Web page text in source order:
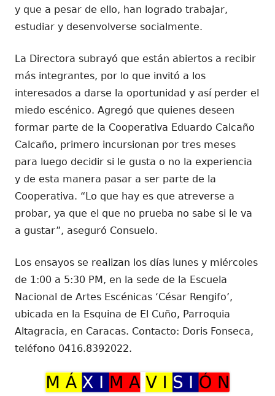
y que a pesar de ello, han logrado trabajar,
estudiar y desenvolverse socialmente.
La Directora subrayó que están abiertos a recibir
más integrantes, por lo que invitó a los
interesados a darse la oportunidad y así perder el
miedo escénico. Agregó que quienes deseen
formar parte de la Cooperativa Eduardo Calcaño
Calcaño, primero incursionan por tres meses
para luego decidir si le gusta o no la experiencia
y de esta manera pasar a ser parte de la
Cooperativa. “Lo que hay es que atreverse a
probar, ya que el que no prueba no sabe si le va
a gustar”, aseguró Consuelo.
Los ensayos se realizan los días lunes y miércoles
de 1:00 a 5:30 PM, en la sede de la Escuela
Nacional de Artes Escénicas ‘César Rengifo’,
ubicada en la Esquina de El Cuño, Parroquia
Altagracia, en Caracas. Contacto: Doris Fonseca,
teléfono 0416.8392022.